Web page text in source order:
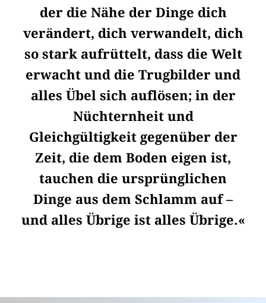
der die Nähe der Dinge dich
verändert, dich verwandelt, dich
so stark aufrüttelt, dass die Welt
erwacht und die Trugbilder und
alles Übel sich auflösen; in der
Nüchternheit und
Gleichgültigkeit gegenüber der
Zeit, die dem Boden eigen ist,
tauchen die ursprünglichen
Dinge aus dem Schlamm auf –
und alles Übrige ist alles Übrige.«